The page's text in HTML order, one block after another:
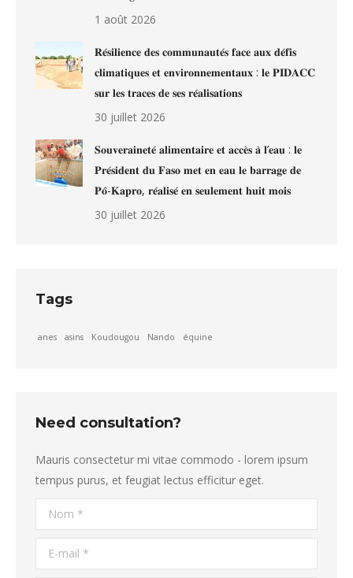
1 août 2026
𝐑𝐞́𝐬𝐢𝐥𝐢𝐞𝐧𝐜𝐞 𝐝𝐞𝐬 𝐜𝐨𝐦𝐦𝐮𝐧𝐚𝐮𝐭𝐞́𝐬 𝐟𝐚𝐜𝐞 𝐚𝐮𝐱 𝐝𝐞́𝐟𝐢𝐬
𝐜𝐥𝐢𝐦𝐚𝐭𝐢𝐪𝐮𝐞𝐬 𝐞𝐭 𝐞𝐧𝐯𝐢𝐫𝐨𝐧𝐧𝐞𝐦𝐞𝐧𝐭𝐚𝐮𝐱 : 𝐥𝐞 𝐏𝐈𝐃𝐀𝐂𝐂
𝐬𝐮𝐫 𝐥𝐞𝐬 𝐭𝐫𝐚𝐜𝐞𝐬 𝐝𝐞 𝐬𝐞𝐬 𝐫𝐞́𝐚𝐥𝐢𝐬𝐚𝐭𝐢𝐨𝐧𝐬
30 juillet 2026
𝐒𝐨𝐮𝐯𝐞𝐫𝐚𝐢𝐧𝐞𝐭𝐞́ 𝐚𝐥𝐢𝐦𝐞𝐧𝐭𝐚𝐢𝐫𝐞 𝐞𝐭 𝐚𝐜𝐜𝐞̀𝐬 𝐚̀ 𝐥’𝐞𝐚𝐮 : 𝐥𝐞
𝐏𝐫𝐞́𝐬𝐢𝐝𝐞𝐧𝐭 𝐝𝐮 𝐅𝐚𝐬𝐨 𝐦𝐞𝐭 𝐞𝐧 𝐞𝐚𝐮 𝐥𝐞 𝐛𝐚𝐫𝐫𝐚𝐠𝐞 𝐝𝐞
𝐏𝐨̂-𝐊𝐚𝐩𝐫𝐨, 𝐫𝐞́𝐚𝐥𝐢𝐬𝐞́ 𝐞𝐧 𝐬𝐞𝐮𝐥𝐞𝐦𝐞𝐧𝐭 𝐡𝐮𝐢𝐭 𝐦𝐨𝐢𝐬
30 juillet 2026
Tags
anes asins Koudougou Nando équine
Need consultation?
Mauris consectetur mi vitae commodo - lorem ipsum
tempus purus, et feugiat lectus efficitur eget.
Nom *
E-mail *